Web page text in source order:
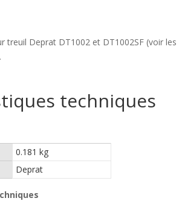
treuil Deprat DT1002 et DT1002SF (voir les
techniques
0.181 kg
Deprat